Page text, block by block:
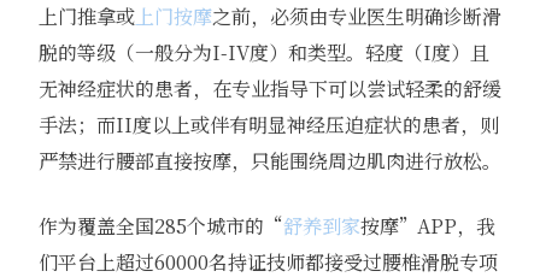
上门推拿或上门按摩之前，必须由专业医生明确诊断滑
脱的等级（一般分为I-IV度）和类型。轻度（I度）且
无神经症状的患者，在专业指导下可以尝试轻柔的舒缓
手法；而II度以上或伴有明显神经压迫症状的患者，则
严禁进行腰部直接按摩，只能围绕周边肌肉进行放松。
作为覆盖全国285个城市的“舒养到家按摩”APP，我
们平台上超过60000名持证技师都接受过腰椎滑脱专项